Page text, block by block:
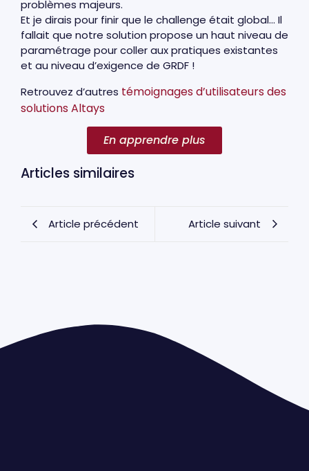
problèmes majeurs.
Et je dirais pour finir que le challenge était global… Il
fallait que notre solution propose un haut niveau de
paramétrage pour coller aux pratiques existantes
et au niveau d’exigence de GRDF !
Retrouvez d’autres témoignages d’utilisateurs des
solutions Altays
En apprendre plus
Articles similaires
Article précédent Article suivant